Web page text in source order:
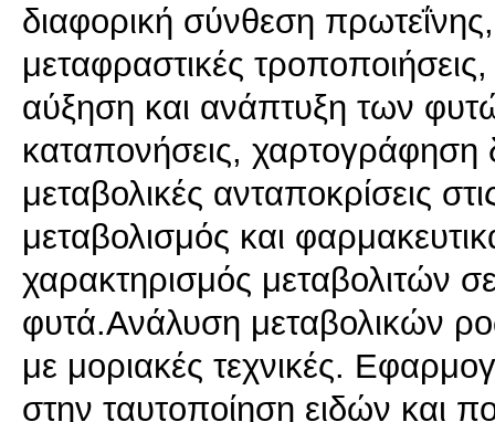
διαφορική σύνθεση
μεταφραστικές
αύξηση και ανάπτυξη των
καταπονήσεις,
μεταβολικές ανταποκρίσεις
μεταβολισμός και
χαρακτηρισμός μεταβολιτών
φυτά.Ανάλυση μεταβολικών
με μοριακές τεχνικές.
στην ταυτοποίηση ειδών και